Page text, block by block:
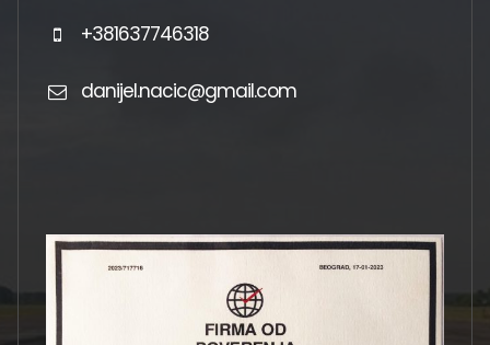
+381637746318
danijel.nacic@gmail.com